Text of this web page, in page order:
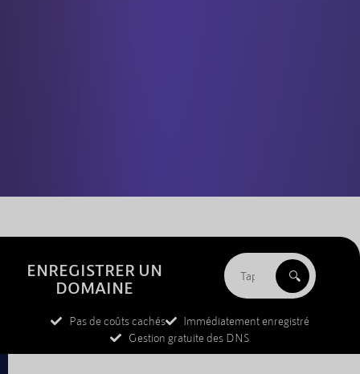
ENREGISTRER UN
DOMAINE
🔍
Pas de coûts cachés
Immédiatement enregistré
Gestion gratuite des DNS